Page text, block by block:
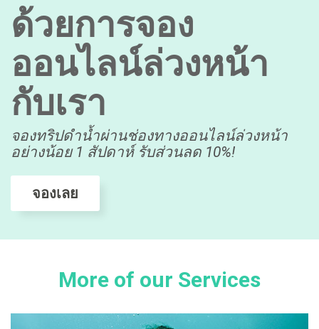
ด้วยการจอง
ออนไลน์ล่วงหน้า
กับเรา
จองทริปดำน้ำผ่านช่องทางออนไลน์ล่วงหน้า
อย่างน้อย 1 สัปดาห์ รับส่วนลด 10%!
จองเลย
More of our Services